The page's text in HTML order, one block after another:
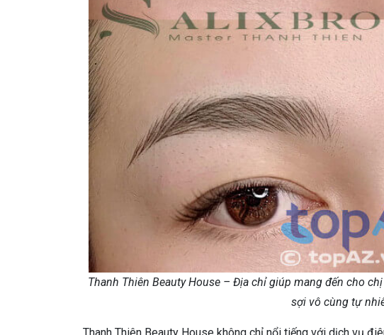
Thanh Thiên Beauty House – Địa chỉ giúp mang đến cho
sợi vô cùng tự